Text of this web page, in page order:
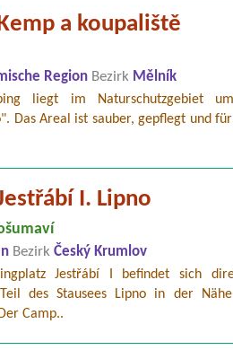
a koupaliště
Region Bezirk Mělník
liegt im Naturschutzgebiet
Das Areal ist sauber, gepflegt und
I. Lipno
Bezirk Český Krumlov
Jestřábí I befindet sich
Teil des Stausees Lipno in der
Camp..